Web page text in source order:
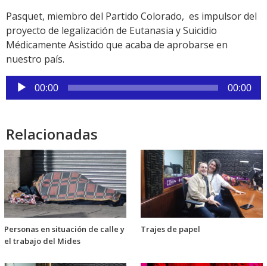
Pasquet, miembro del Partido Colorado, es impulsor del
proyecto de legalización de Eutanasia y Suicidio
Médicamente Asistido que acaba de aprobarse en
nuestro país.
Reproductor
de
00:00 00:00
Relacionadas
Personas en situación de calle y
el trabajo del Mides
Trajes de papel